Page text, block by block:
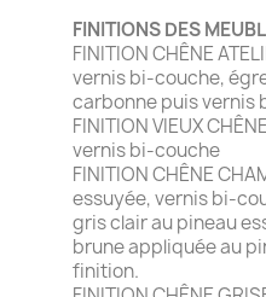
FINITIONS DES
FINITION CHÊNE
vernis bi-couche,
carbonne puis vernis
FINITION VIEUX
vernis bi-couche
FINITION CHÊNE
essuyée, vernis bi-
gris clair au pineau
brune appliquée au
finition.